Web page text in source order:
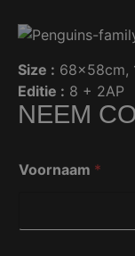
Size : 68x58cm,
Editie : 8 + 2AP
NEEM
o
n
Voornaam *